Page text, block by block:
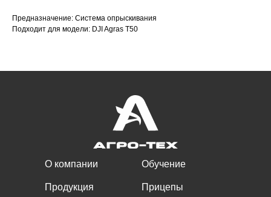
Предназначение: Система опрыскивания
Подходит для модели: DJI Agras T50
О компании
Продукция
Обучение
Прицепы